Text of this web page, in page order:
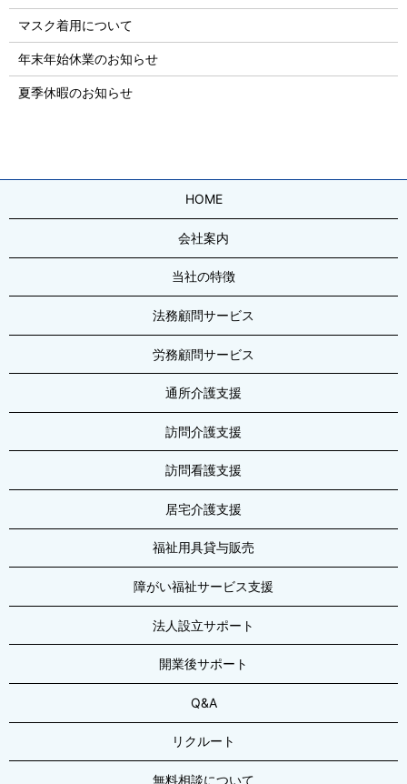
マスク着用について
年末年始休業のお知らせ
夏季休暇のお知らせ
HOME
会社案内
当社の特徴
法務顧問サービス
労務顧問サービス
通所介護支援
訪問介護支援
訪問看護支援
居宅介護支援
福祉用具貸与販売
障がい福祉サービス支援
法人設立サポート
開業後サポート
Q&A
リクルート
無料相談について